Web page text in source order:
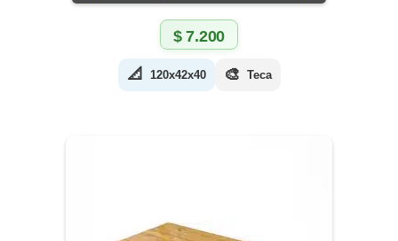
$7.200
📐 120x42x40 🎨 Teca